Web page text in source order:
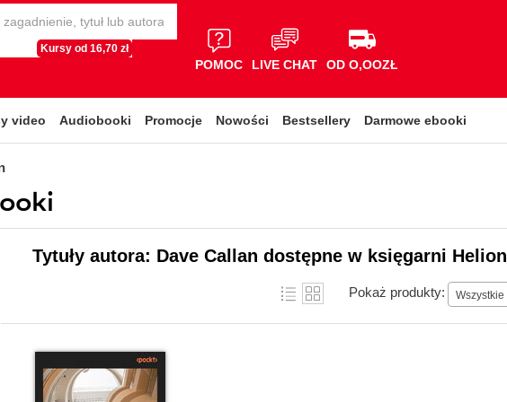
Kursy od 16,70 zł
POMOC LIVE CHAT OD O,OOZŁ
video Audiobooki Promocje Nowości Bestsellery Darmowe ebooki
Tytuły autora: Dave Callan dostępne w księgarni Helion
Pokaż produkty: Wszystkie